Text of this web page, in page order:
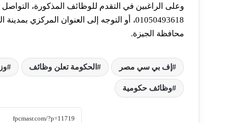
وعلى الراغبين في التقدم للوظائف المذكورة،
01050493618، أو التوجه إلى العنوان
محافظة الجيزة.
إف بي سي مصر الحكومة تعلن وظائف
وظائف حكومية